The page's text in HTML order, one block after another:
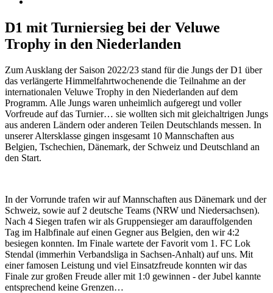
D1 mit Turniersieg bei der Veluwe
Trophy in den Niederlanden
Zum Ausklang der Saison 2022/23 stand für die Jungs der D1 über
das verlängerte Himmelfahrtwochenende die Teilnahme an der
internationalen Veluwe Trophy in den Niederlanden auf dem
Programm. Alle Jungs waren unheimlich aufgeregt und voller
Vorfreude auf das Turnier… sie wollten sich mit gleichaltrigen Jungs
aus anderen Ländern oder anderen Teilen Deutschlands messen. In
unserer Altersklasse gingen insgesamt 10 Mannschaften aus
Belgien, Tschechien, Dänemark, der Schweiz und Deutschland an
den Start.
In der Vorrunde trafen wir auf Mannschaften aus Dänemark und der
Schweiz, sowie auf 2 deutsche Teams (NRW und Niedersachsen).
Nach 4 Siegen trafen wir als Gruppensieger am darauffolgenden
Tag im Halbfinale auf einen Gegner aus Belgien, den wir 4:2
besiegen konnten. Im Finale wartete der Favorit vom 1. FC Lok
Stendal (immerhin Verbandsliga in Sachsen-Anhalt) auf uns. Mit
einer famosen Leistung und viel Einsatzfreude konnten wir das
Finale zur großen Freude aller mit 1:0 gewinnen - der Jubel kannte
entsprechend keine Grenzen…